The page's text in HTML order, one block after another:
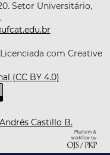
Setor Universitário,
com Creative
(CC BY 4.0)
Castillo B.